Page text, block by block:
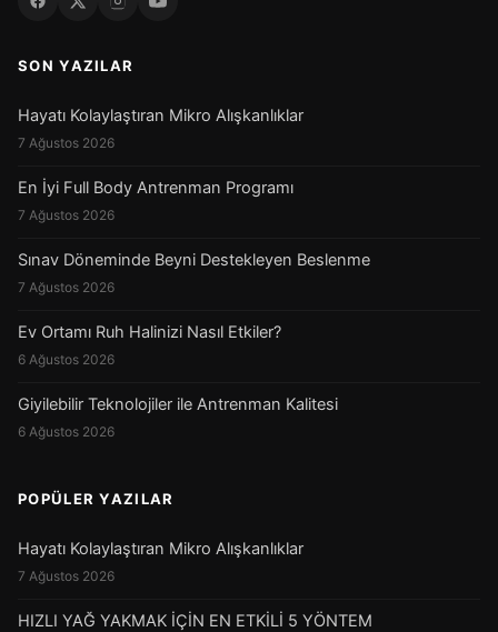
SON YAZILAR
Hayatı Kolaylaştıran Mikro Alışkanlıklar
7 Ağustos 2026
En İyi Full Body Antrenman Programı
7 Ağustos 2026
Sınav Döneminde Beyni Destekleyen Beslenme
7 Ağustos 2026
Ev Ortamı Ruh Halinizi Nasıl Etkiler?
6 Ağustos 2026
Giyilebilir Teknolojiler ile Antrenman Kalitesi
6 Ağustos 2026
POPÜLER YAZILAR
Hayatı Kolaylaştıran Mikro Alışkanlıklar
7 Ağustos 2026
HIZLI YAĞ YAKMAK İÇİN EN ETKİLİ 5 YÖNTEM